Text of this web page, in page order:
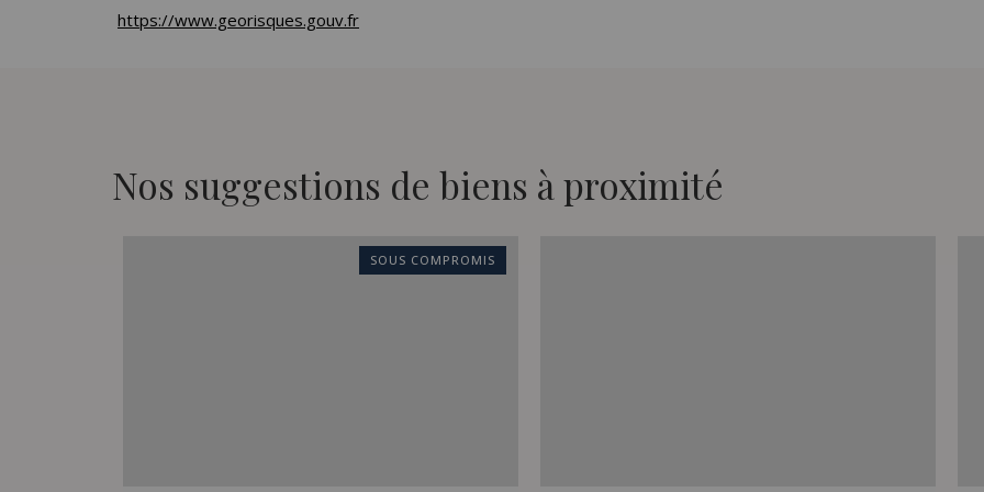
https://www.georisques.gouv.fr
Nos suggestions de biens à proximité
SOUS COMPROMIS